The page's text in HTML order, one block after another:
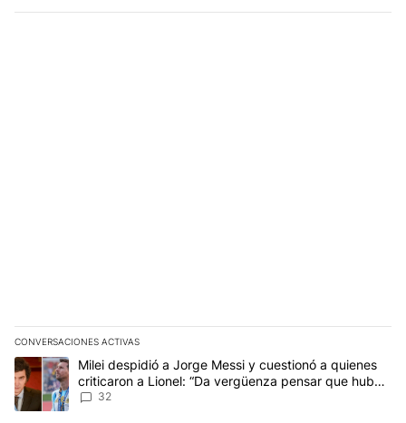
CONVERSACIONES ACTIVAS
Este listado muestra los artículos con más comentarios en los
Un artículo de tendencia con el título "Milei despidió a Jorge
Milei despidió a Jorge Messi y cuestionó a quienes
criticaron a Lionel: “Da vergüenza pensar que hubo
anti-Messi”
32